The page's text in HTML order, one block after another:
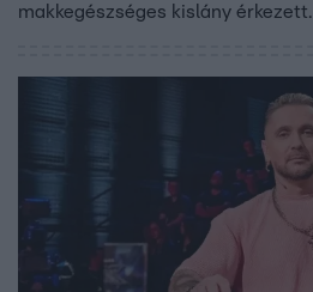
makkegészséges kislány érkezett.